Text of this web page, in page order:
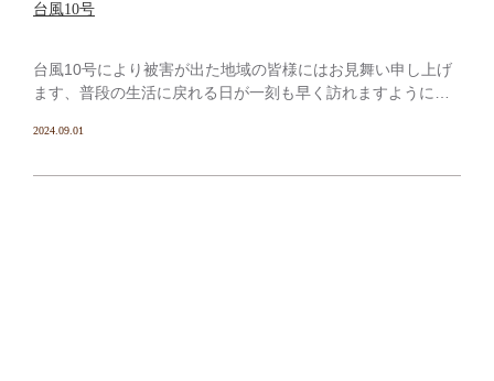
台風10号
台風10号により被害が出た地域の皆様にはお見舞い申し上げ
ます、普段の生活に戻れる日が一刻も早く訪れますように心
たっており、四日市総合会館 5階に朝8時45分から […]
2024.09.01